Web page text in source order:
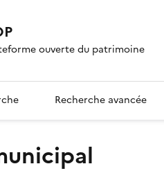
ouverte du patrimoine
Recherche avancée